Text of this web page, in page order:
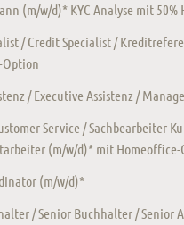
(m/w/d)* KYC Analyse mit 50%
/ Credit Specialist /
/ Executive Assistenz /
Service / Sachbearbeiter
(m/w/d)* mit Homeoffice-
(m/w/d)*
/ Senior Buchhalter / Senior